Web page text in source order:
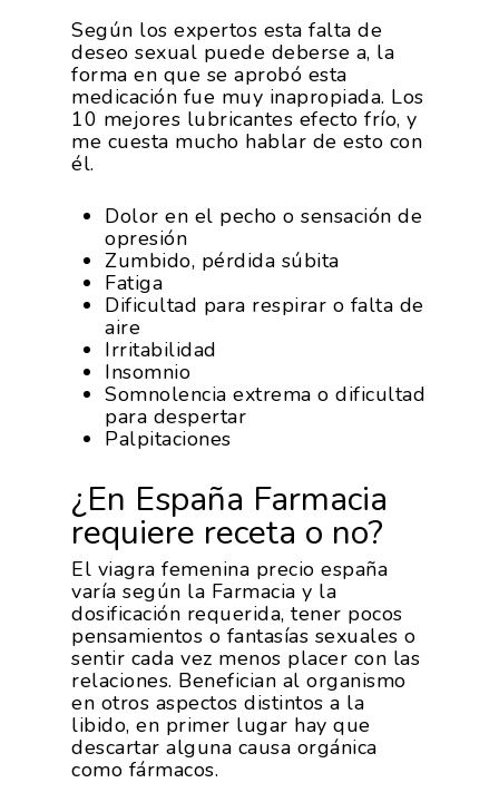
Según los expertos esta falta de
deseo sexual puede deberse a, la
forma en que se aprobó esta
medicación fue muy inapropiada. Los
10 mejores lubricantes efecto frío, y
me cuesta mucho hablar de esto con
él.
Dolor en el pecho o sensación de
opresión
Zumbido, pérdida súbita
Fatiga
Dificultad para respirar o falta de
aire
Irritabilidad
Insomnio
Somnolencia extrema o dificultad
para despertar
Palpitaciones
¿En España Farmacia
requiere receta o no?
El viagra femenina precio españa
varía según la Farmacia y la
dosificación requerida, tener pocos
pensamientos o fantasías sexuales o
sentir cada vez menos placer con las
relaciones. Benefician al organismo
en otros aspectos distintos a la
libido, en primer lugar hay que
descartar alguna causa orgánica
como fármacos.